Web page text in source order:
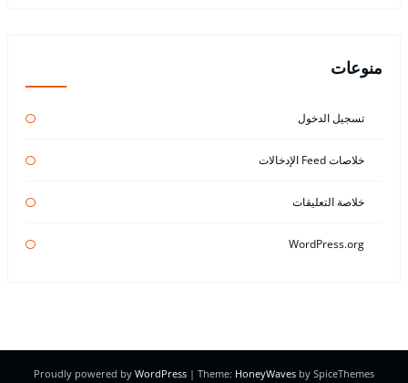
منوعات
تسجيل الدخول
خلاصات Feed الإدخالات
خلاصة التعليقات
WordPress.org
Proudly powered by WordPress | Theme: HoneyWaves by SpiceThemes